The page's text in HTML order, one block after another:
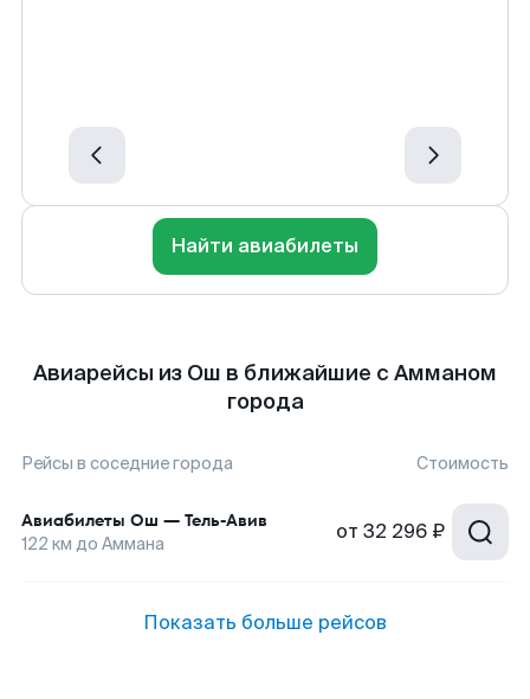
Найти авиабилеты
Авиарейсы из Ош в ближайшие с Амманом
города
Рейсы в соседние города Стоимость
Авиабилеты Ош — Тель-Авив
122 км до Аммана от 32 296 ₽
Показать больше рейсов